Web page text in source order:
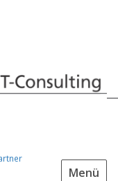
Menü